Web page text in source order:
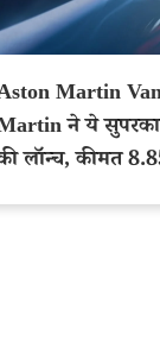
Martin
ने ये
लॉन्च, कीमत